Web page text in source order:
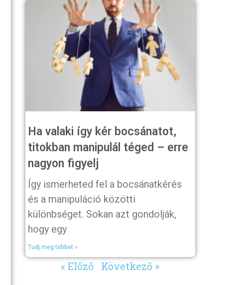
Ha valaki így kér bocsánatot,
titokban manipulál téged – erre
nagyon figyelj
Így ismerheted fel a bocsánatkérés
és a manipuláció közötti
különbséget. Sokan azt gondolják,
hogy egy
Tudj meg többet »
« Előző Következő »